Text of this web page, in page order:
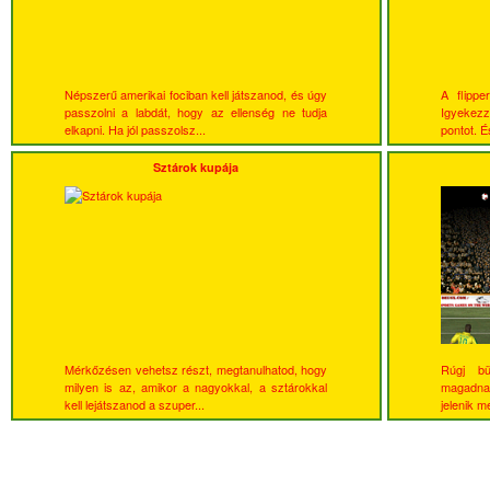
Népszerű amerikai fociban kell játszanod, és úgy
passzolni a labdát, hogy az ellenség ne tudja
elkapni. Ha jól passzolsz...
A
pontot.
Sztárok kupája
Mérkőzésen vehetsz részt, megtanulhatod, hogy
milyen is az, amikor a nagyokkal, a sztárokkal
kell lejátszanod a szuper...
Rúgj
jelenik